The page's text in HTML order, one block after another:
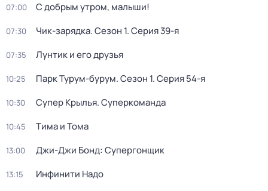
07:00 С добрым утром, малыши!
07:30 Чик-зарядка. Сезон 1. Серия 39-я
07:35 Лунтик и его друзья
10:25 Парк Турум-бурум. Сезон 1. Серия 54-я
10:30 Супер Крылья. Суперкоманда
10:45 Тима и Тома
13:00 Джи-Джи Бонд: Супергонщик
13:15 Инфинити Надо